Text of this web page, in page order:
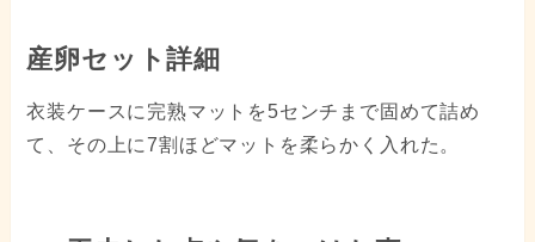
産卵セット詳細
衣装ケースに完熟マットを5センチまで固めて詰め
て、その上に7割ほどマットを柔らかく入れた。